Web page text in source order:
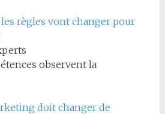
les règles vont changer pour
observent la
doit changer de